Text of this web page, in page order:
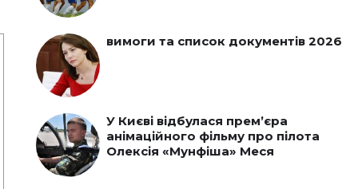
вимоги та список документів 2026
У Києві відбулася прем’єра
анімаційного фільму про пілота
Олексія «Мунфіша» Меся